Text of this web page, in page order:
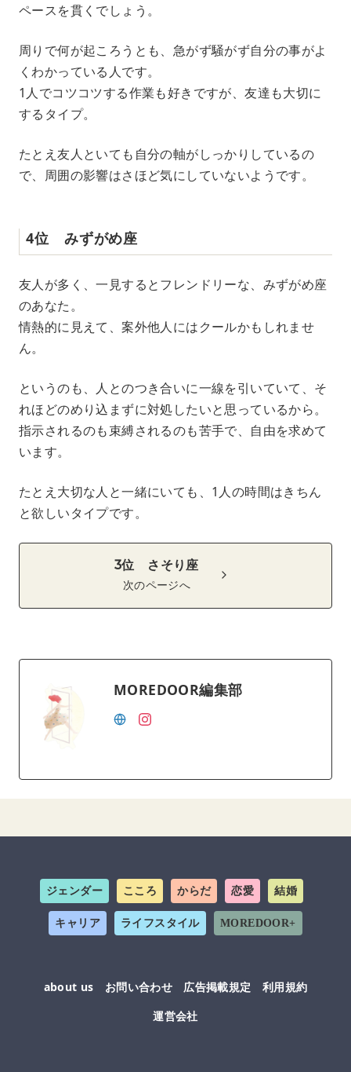
ペースを貫くでしょう。
周りで何が起ころうとも、急がず騒がず自分の事がよ
くわかっている人です。
1人でコツコツする作業も好きですが、友達も大切に
するタイプ。
たとえ友人といても自分の軸がしっかりしているの
で、周囲の影響はさほど気にしていないようです。
4位 みずがめ座
友人が多く、一見するとフレンドリーな、みずがめ座
のあなた。
情熱的に見えて、案外他人にはクールかもしれませ
ん。
というのも、人とのつき合いに一線を引いていて、そ
れほどのめり込まずに対処したいと思っているから。
指示されるのも束縛されるのも苦手で、自由を求めて
います。
たとえ大切な人と一緒にいても、1人の時間はきちん
と欲しいタイプです。
3位 さそり座
次のページへ
MOREDOOR編集部
ジェンダー こころ からだ 恋愛 結婚
キャリア ライフスタイル MOREDOOR+
about us お問い合わせ 広告掲載規定
利用規約
運営会社